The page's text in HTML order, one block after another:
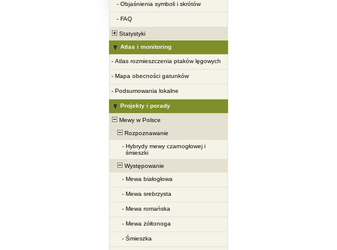
- Objaśnienia symboli i skrótów
- FAQ
Statystyki
Atlas i monitoring
- Atlas rozmieszczenia ptaków lęgowych
- Mapa obecności gatunków
- Podsumowania lokalne
Projekty i porady
Mewy w Polsce
Rozpoznawanie
- Hybrydy mewy czarnogłowej i
śmieszki
Występowanie
- Mewa białogłowa
- Mewa srebrzysta
- Mewa romańska
- Mewa żółtonoga
- Śmieszka